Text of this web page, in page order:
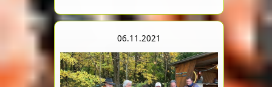
06.11.2021